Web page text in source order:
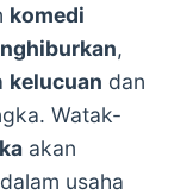
komedi
,
kelucuan dan
Watak-
akan
dalam usaha